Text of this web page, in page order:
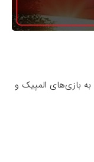
به بازی‌های المپیک و